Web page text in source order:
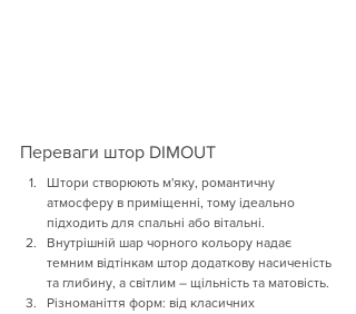
Переваги штор DIMOUT
Штори створюють м'яку, романтичну
атмосферу в приміщенні, тому ідеально
підходить для спальні або вітальні.
Внутрішній шар чорного кольору надає
темним відтінкам штор додаткову насиченість
та глибину, а світлим – щільність та матовість.
Різноманіття форм: від класичних